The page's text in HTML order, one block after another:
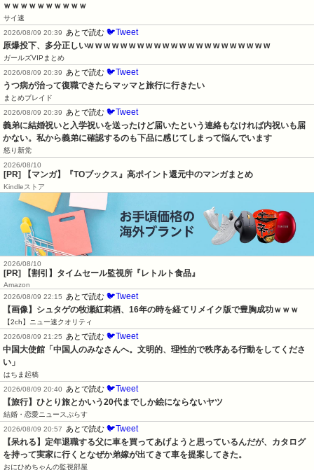
ｗｗｗｗｗｗｗｗｗｗ
サイ速
2026/08/09 20:39
あとで読む 🐦Tweet
原爆投下、多分正しいw w w w w w w w w w w w w w w w w w w w w w
ガールズVIPまとめ
2026/08/09 20:39
あとで読む 🐦Tweet
うつ病が治って復職できたらマッマと旅行に行きたい
まとめブレイド
2026/08/09 20:39
あとで読む 🐦Tweet
義弟に結婚祝いと入学祝いを送ったけど届いたという連絡もなければ内祝いも届
かない。私から義弟に確認するのも下品に感じてしまって悩んでいます
怒り新党
2026/08/10
[PR] 【マンガ】『TOブックス』高ポイント還元中のマンガまとめ
Kindleストア
2026/08/10
[PR] 【割引】タイムセール監視所『レトルト食品』
Amazon
2026/08/09 22:15
あとで読む 🐦Tweet
【画像】シュタゲの牧瀬紅莉栖、16年の時を経てリメイク版で豊胸成功ｗｗｗ
【2ch】ニュー速クオリティ
2026/08/09 21:25
あとで読む 🐦Tweet
中国大使館「中国人のみなさんへ。文明的、理性的で秩序ある行動をしてくださ
い」
はちま起稿
2026/08/09 20:40
あとで読む 🐦Tweet
【旅行】ひとり旅とかいう20代までしか絵にならないヤツ
結婚・恋愛ニュースぷらす
2026/08/09 20:57
あとで読む 🐦Tweet
【呆れる】定年退職する父に車を買ってあげようと思っているんだが、カタログ
を持って実家に行くとなぜか弟嫁が出てきて車を提案してきた。
おにひめちゃんの監視部屋